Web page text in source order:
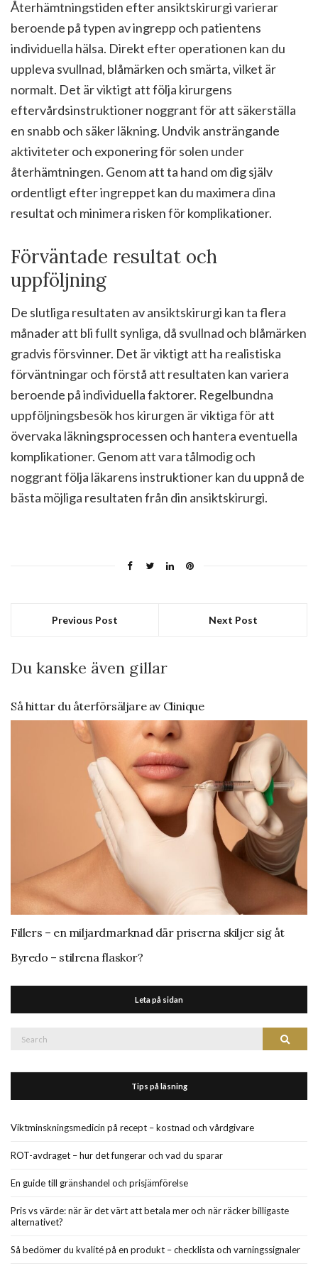
Återhämtningstiden efter ansiktskirurgi varierar
beroende på typen av ingrepp och patientens
individuella hälsa. Direkt efter operationen kan du
uppleva svullnad, blåmärken och smärta, vilket är
normalt. Det är viktigt att följa kirurgens
eftervårdsinstruktioner noggrant för att säkerställa
en snabb och säker läkning. Undvik ansträngande
aktiviteter och exponering för solen under
återhämtningen. Genom att ta hand om dig själv
ordentligt efter ingreppet kan du maximera dina
resultat och minimera risken för komplikationer.
Förväntade resultat och
uppföljning
De slutliga resultaten av ansiktskirurgi kan ta flera
månader att bli fullt synliga, då svullnad och blåmärken
gradvis försvinner. Det är viktigt att ha realistiska
förväntningar och förstå att resultaten kan variera
beroende på individuella faktorer. Regelbundna
uppföljningsbesök hos kirurgen är viktiga för att
övervaka läkningsprocessen och hantera eventuella
komplikationer. Genom att vara tålmodig och
noggrant följa läkarens instruktioner kan du uppnå de
bästa möjliga resultaten från din ansiktskirurgi.
Previous Post Next Post
Du kanske även gillar
Så hittar du återförsäljare av Clinique
Fillers – en miljardmarknad där priserna skiljer sig åt
Byredo – stilrena flaskor?
Leta på sidan
Search
Tips på läsning
Viktminskningsmedicin på recept – kostnad och vårdgivare
ROT-avdraget – hur det fungerar och vad du sparar
En guide till gränshandel och prisjämförelse
Pris vs värde: när är det värt att betala mer och när räcker billigaste
alternativet?
Så bedömer du kvalité på en produkt – checklista och varningssignaler